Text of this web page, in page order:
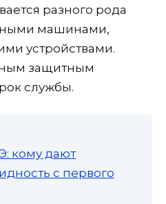
разного рода
машинами,
устройствами.
защитным
службы.
кому дают
с первого